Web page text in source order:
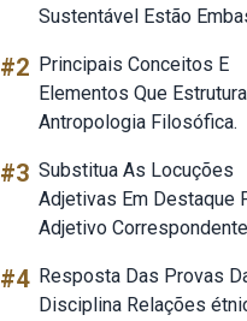
Sustentável Estão
#2 Principais Conceitos E
Elementos Que
Antropologia Filosófica.
#3 Substitua As Locuções
Adjetivas Em Destaque
Adjetivo Correspondente
#4 Resposta Das Provas
Disciplina Relações